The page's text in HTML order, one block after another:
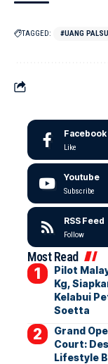
TAGGED: #UANG PALSU
Facebook
Like
Youtube
Subscribe
RSS Feed
Follow
Most Read
Pilot
Kg,
Kelabui
Soetta
Grand
Court:
Lifestyle